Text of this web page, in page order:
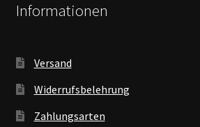
Informationen
Versand
Widerrufsbelehrung
Zahlungsarten